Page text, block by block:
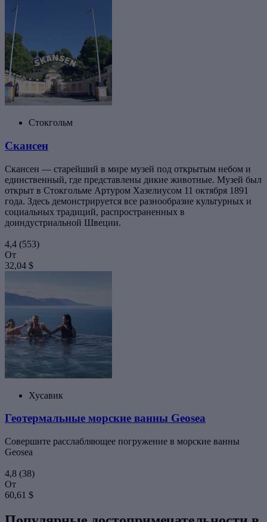
Стокгольм
Скансен
Скансен — старейший в мире музей под открытым небом и
единственный, где представлены дикие животные. Музей был
открыт в Стокгольме Артуром Хазелиусом 11 октября 1891
года. Здесь демонстрируется все разнообразие культурных и
социальных традиций, распространенных в
доиндустриальной Швеции.
4,4 (553)
От
32,04 $
Хусавик
Геотермальные морские ванны Geosea
Совершите расслабляющее погружение в морские ванны
Geosea
4,8 (38)
От
60,61 $